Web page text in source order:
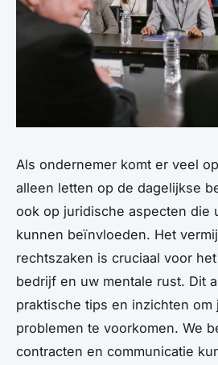
Als ondernemer komt er veel
alleen letten op de dagelijkse
ook op juridische aspecten die
kunnen beïnvloeden. Het
rechtszaken is cruciaal voor
bedrijf en uw mentale rust. Dit
praktische tips en inzichten om
problemen te voorkomen. We
contracten en communicatie